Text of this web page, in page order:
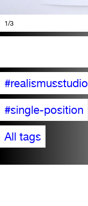
1/3
#realismusstudio
#single-position
All tags